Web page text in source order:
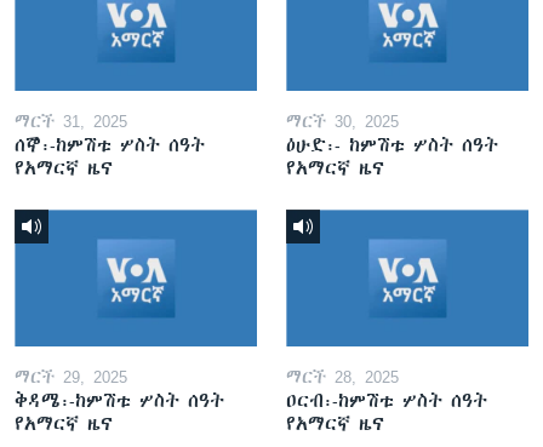
ማርች 31, 2025
ሰኞ፡-ከምሽቱ ሦስት ሰዓት
የአማርኛ ዜና
ማርች 30, 2025
ዕሁድ፡- ከምሽቱ ሦስት ሰዓት
የአማርኛ ዜና
ማርች 29, 2025
ቅዳሜ፡-ከምሽቱ ሦስት ሰዓት
የአማርኛ ዜና
ማርች 28, 2025
ዐርብ፡-ከምሽቱ ሦስት ሰዓት
የአማርኛ ዜና